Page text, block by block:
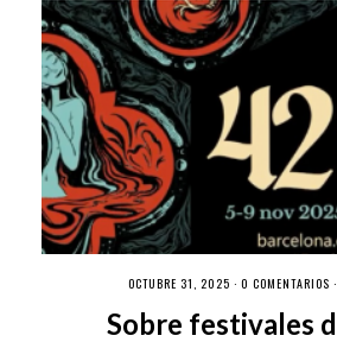
OCTUBRE 31, 2025 · 0 COMENTARIOS
Sobre festivales